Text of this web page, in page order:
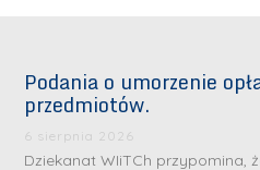
Podania o umorzenie
przedmiotów.
6 sierpnia 2026
Dziekanat WIiTCh przypomina,